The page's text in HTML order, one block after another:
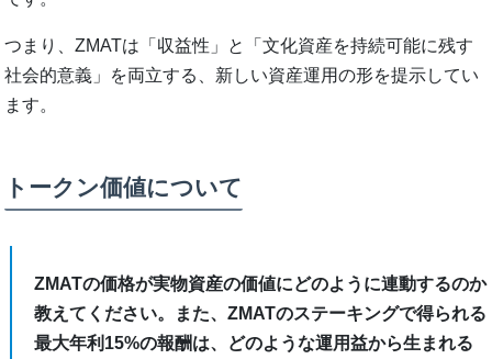
つまり、ZMATは「収益性」と「文化資産を持続可能に残す
社会的意義」を両立する、新しい資産運用の形を提示してい
ます。
トークン価値について
ZMATの価格が実物資産の価値にどのように連動するのか
教えてください。また、ZMATのステーキングで得られる
最大年利15%の報酬は、どのような運用益から生まれる